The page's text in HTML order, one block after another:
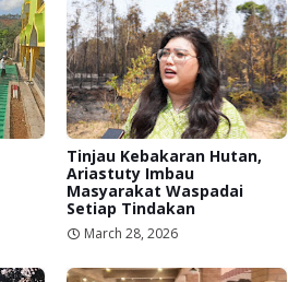
Tinjau Kebakaran Hutan,
Ariastuty Imbau
Masyarakat Waspadai
Setiap Tindakan
March 28, 2026